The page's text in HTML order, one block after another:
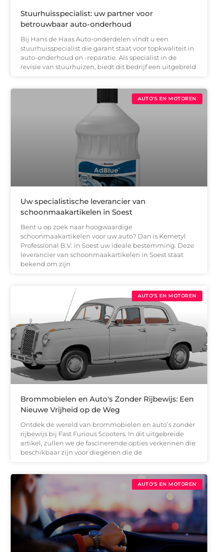
Stuurhuisspecialist: uw partner voor
betrouwbaar auto-onderhoud
Bij Hans de Haas Auto-onderdelen vindt u een
stuurhuisspecialist die garant staat voor topkwaliteit in
auto-onderhoud en -reparatie. Als specialist in de
revisie van stuurhuizen, biedt dit bedrijf een uitgebreid
AUTO'S EN MOTOREN
Uw specialistische leverancier van
schoonmaakartikelen in Soest
Bent u op zoek naar hoogwaardige
schoonmaakartikelen voor uw auto? Dan is Kemetyl
Professional B.V. in Soest uw ideale bestemming. Deze
leverancier van schoonmaakartikelen in Soest staat
bekend om zijn
AUTO'S EN MOTOREN
Brommobielen en Auto's Zonder Rijbewijs: Een
Nieuwe Vrijheid op de Weg
Ontdek de wereld van brommobielen en auto’s zonder
rijbewijs bij Fast Furious Scooters. In dit uitgebreide
artikel, zullen we de fascinerende opties verkennen die
beschikbaar zijn voor diegenen die de
AUTO'S EN MOTOREN